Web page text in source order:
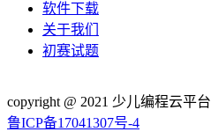
软件下载
关于我们
初赛试题
copyright @ 2021 少儿编程云平台
鲁ICP备17041307号-4